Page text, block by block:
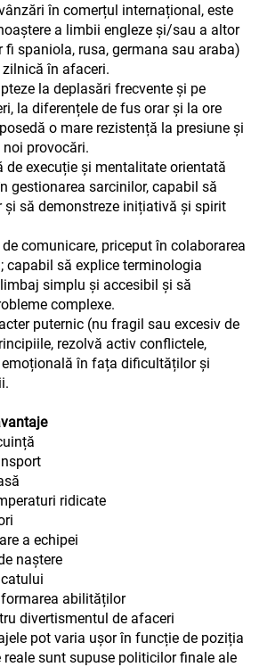
în comerțul internațional, este
a limbii engleze și/sau a altor
spaniola, rusa, germana sau araba)
în afaceri.
la deplasări frecvente și pe
la diferențele de fus orar și la ore
o mare rezistență la presiune și
provocări.
de execuție și mentalitate orientată
gestionarea sarcinilor, capabil să
și să demonstreze inițiativă și spirit
comunicare, priceput în colaborarea
capabil să explice terminologia
simplu și accesibil și să
complexe.
puternic (nu fragil sau excesiv de
rezolvă activ conflictele,
în fața dificultăților și
ridicate
a echipei
naștere
formarea abilităților
divertismentul de afaceri
pot varia ușor în funcție de poziția
sunt supuse politicilor finale ale